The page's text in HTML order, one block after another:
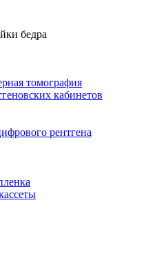
бедра
томография
кабинетов
рентгена